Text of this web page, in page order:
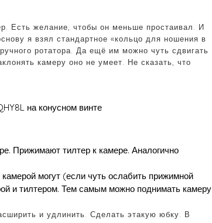
Есть желание, чтобы он меньше простаивал. И
я взял стандартное «кольцо для ношения в
ротатора. Да ещё им можно чуть сдвигать
камеру оно не умеет. Не сказать, что
на конусном винте
Прижимают тилтер к камере. Аналогично
могут (если чуть ослабить прижимной
и тилтером. Тем самым можно поднимать камеру
и удлинить. Сделать этакую юбку. В